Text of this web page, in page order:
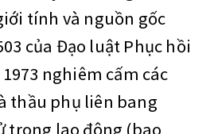
tính và nguồn gốc
của Đạo luật Phục hồi
nghiêm cấm các
thầu phụ liên bang
trong lao động (bao